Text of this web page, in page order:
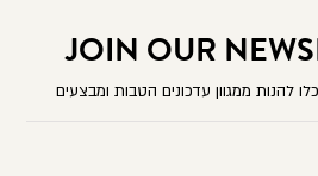
JOIN OUR
להנות ממגוון עדכונים הטבות ומבצעים